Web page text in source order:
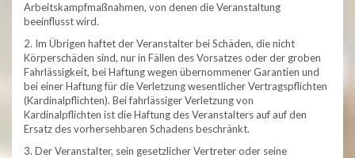
Arbeitskampfmaßnahmen, von denen die Veranstaltung
beeinflusst wird.
2. Im Übrigen haftet der Veranstalter bei Schäden, die nicht
Körperschäden sind, nur in Fällen des Vorsatzes oder der groben
Fahrlässigkeit, bei Haftung wegen übernommener Garantien und
bei einer Haftung für die Verletzung wesentlicher Vertragspflichten
(Kardinalpflichten). Bei fahrlässiger Verletzung von
Kardinalpflichten ist die Haftung des Veranstalters auf auf den
Ersatz des vorhersehbaren Schadens beschränkt.
3. Der Veranstalter, sein gesetzlicher Vertreter oder seine